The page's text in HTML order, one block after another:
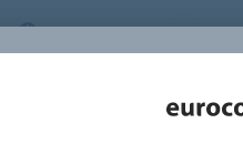
NEDERLANDS
INSPIRATIE &
REFERENTIES